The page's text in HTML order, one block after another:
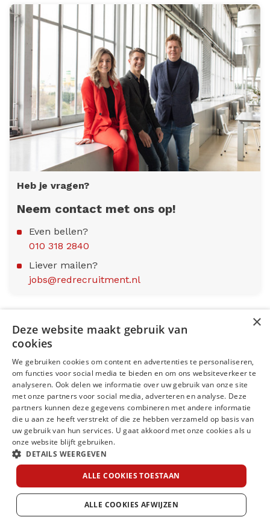
Heb je vragen?
Neem contact met ons op!
Even bellen?
010 318 2840
Liever mailen?
jobs@redrecruitment.nl
Menu
Kantoren
Open sollicitatie
Volg ons op
Privacy statement
© RED Recruitment 2022
×
Deze website maakt gebruik van
cookies
We gebruiken cookies om content en advertenties te personaliseren,
om functies voor social media te bieden en om ons websiteverkeer te
analyseren. Ook delen we informatie over uw gebruik van onze site
met onze partners voor social media, adverteren en analyse. Deze
partners kunnen deze gegevens combineren met andere informatie
die u aan ze heeft verstrekt of die ze hebben verzameld op basis van
uw gebruik van hun services. U gaat akkoord met onze cookies als u
onze website blijft gebruiken.
DETAILS WEERGEVEN
ALLE COOKIES TOESTAAN
ALLE COOKIES AFWIJZEN